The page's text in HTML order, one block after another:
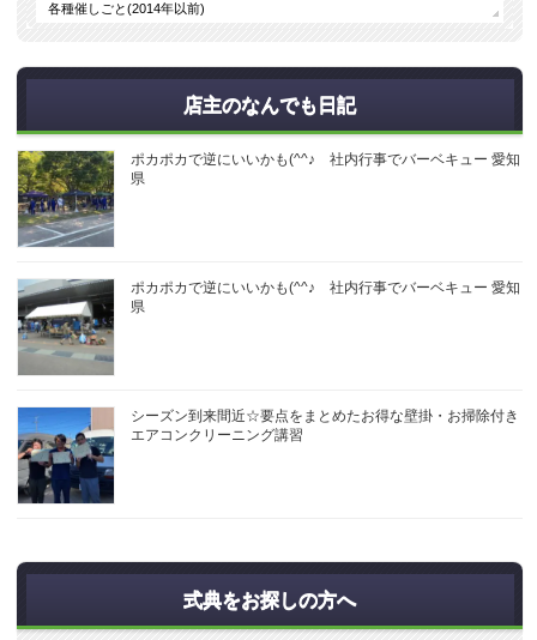
各種催しごと(2014年以前)
店主のなんでも日記
ポカポカで逆にいいかも(^^♪ 社内行事でバーベキュー 愛知
県
ポカポカで逆にいいかも(^^♪ 社内行事でバーベキュー 愛知
県
シーズン到来間近☆要点をまとめたお得な壁掛・お掃除付き
エアコンクリーニング講習
式典をお探しの方へ